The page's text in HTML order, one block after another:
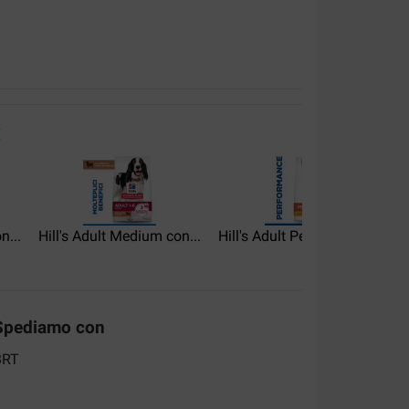
sont parfaites pour ses petites dents et
Hill's Adult Medium con... Hill's Adult Performance...
con